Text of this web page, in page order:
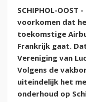
SCHIPHOL-
voorkomen dat
toekomstige
Frankrijk gaat.
Vereniging van
Volgens de
uiteindelijk het
onderhoud op